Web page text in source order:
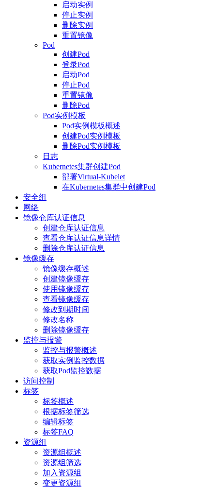
启动实例
停止实例
删除实例
重置镜像
Pod
创建Pod
登录Pod
启动Pod
停止Pod
重置镜像
删除Pod
Pod实例模板
Pod实例模板概述
创建Pod实例模板
删除Pod实例模板
日志
Kubernetes集群创建Pod
部署Virtual-Kubelet
在Kubernetes集群中创建Pod
安全组
网络
镜像仓库认证信息
创建仓库认证信息
查看仓库认证信息详情
删除仓库认证信息
镜像缓存
镜像缓存概述
创建镜像缓存
使用镜像缓存
查看镜像缓存
修改到期时间
修改名称
删除镜像缓存
监控与报警
监控与报警概述
获取实例监控数据
获取Pod监控数据
访问控制
标签
标签概述
根据标签筛选
编辑标签
标签FAQ
资源组
资源组概述
资源组筛选
加入资源组
变更资源组